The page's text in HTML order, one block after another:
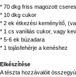
* 70 dkg friss magozott
* 10 dkg cukor
* 2 ek étkezési keményítő,
* 1 cs vaníliás cukor, vagy
* 5-6 ek búzadara
* 1 tojásfehérje a kenéshez
Elkészítése
A tészta hozzávalóit